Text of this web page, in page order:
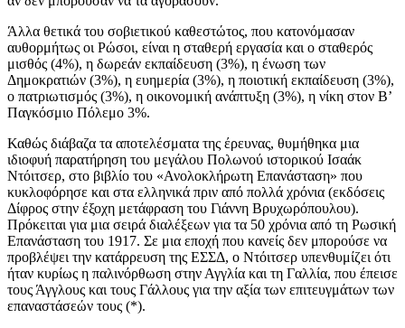
Άλλα θετικά του σοβιετικού καθεστώτος, που κατονόμασαν
αυθορμήτως οι Ρώσοι, είναι η σταθερή εργασία και ο σταθερός
μισθός (4%), η δωρεάν εκπαίδευση (3%), η ένωση των
Δημοκρατιών (3%), η ευημερία (3%), η ποιοτική εκπαίδευση (3%),
ο πατριωτισμός (3%), η οικονομική ανάπτυξη (3%), η νίκη στον Β’
Παγκόσμιο Πόλεμο 3%.
Καθώς διάβαζα τα αποτελέσματα της έρευνας, θυμήθηκα μια
ιδιοφυή παρατήρηση του μεγάλου Πολωνού ιστορικού Ισαάκ
Ντόιτσερ, στο βιβλίο του «Ανολοκλήρωτη Επανάσταση» που
κυκλοφόρησε και στα ελληνικά πριν από πολλά χρόνια (εκδόσεις
Δίφρος στην έξοχη μετάφραση του Γιάννη Βρυχωρόπουλου).
Πρόκειται για μια σειρά διαλέξεων για τα 50 χρόνια από τη Ρωσική
Επανάσταση του 1917. Σε μια εποχή που κανείς δεν μπορούσε να
προβλέψει την κατάρρευση της ΕΣΣΔ, ο Ντόιτσερ υπενθυμίζει ότι
ήταν κυρίως η παλινόρθωση στην Αγγλία και τη Γαλλία, που έπεισε
τους Άγγλους και τους Γάλλους για την αξία των επιτευγμάτων των
επαναστάσεών τους (*).